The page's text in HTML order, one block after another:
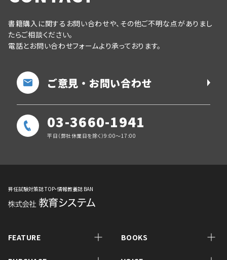
書籍購入に関するお問い合わせや、その他ご不明な点がありまし
たらご相談ください。
電話とお問い合わせフォームより承っております。
ご意見・お問い合わせ
03-3660-1941
平日（弊社休業日を除く）9:00～17:00
昇任試験対策誌 TOP・情報教養誌 BAN
FEATURE BOOKS